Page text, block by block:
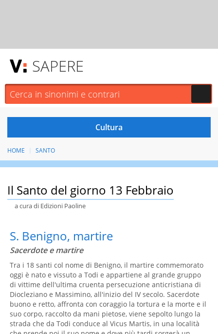
SAPERE
HOME SANTO
Il Santo del giorno 13 Febbraio
a cura di Edizioni Paoline
S. Benigno, martire
Sacerdote e martire
Tra i 18 santi col nome di Benigno, il martire commemorato
oggi è nato e vissuto a Todi e appartiene al grande gruppo
di vittime dell'ultima cruenta persecuzione anticristiana di
Diocleziano e Massimino, all'inizio del IV secolo. Sacerdote
buono e retto, affronta con coraggio la tortura e la morte e il
suo corpo, raccolto da mani pietose, viene sepolto lungo la
strada che da Todi conduce al Vicus Martis, in una località